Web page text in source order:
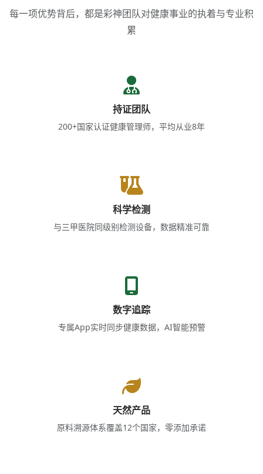
每一项优势背后，都是彩神团队对健康事业的执着与专业积
累
持证团队
200+国家认证健康管理师，平均从业8年
科学检测
与三甲医院同级别检测设备，数据精准可靠
数字追踪
专属App实时同步健康数据，AI智能预警
天然产品
原料溯源体系覆盖12个国家，零添加承诺